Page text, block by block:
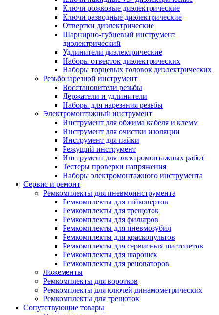
Ключи рожковые диэлектрические
Ключи разводные диэлектрические
Отвертки диэлектрические
Шарнирно-губцевый инструмент
диэлектрический
Удлинители диэлектрические
Наборы отверток диэлектрических
Наборы торцевых головок диэлектрических
Резьбонарезной инструмент
Восстановители резьбы
Держатели и удлинители
Наборы для нарезания резьбы
Электромонтажный инструмент
Инструмент для обжима кабеля и клемм
Инструмент для очистки изоляции
Инструмент для пайки
Режущий инструмент
Инструмент для электромонтажных работ
Тестеры проверки напряжения
Наборы электромонтажного инструмента
Сервис и ремонт
Ремкомплекты для пневмоинструмента
Ремкомплекты для гайковертов
Ремкомплекты для трещоток
Ремкомплекты для фильтров
Ремкомплекты для пневмозубил
Ремкомплекты для краскопультов
Ремкомплекты для сервисных пистолетов
Ремкомплекты для шарошек
Ремкомплекты для реноваторов
Ложементы
Ремкомплекты для воротков
Ремкомплекты для ключей динамометрических
Ремкомплекты для трещоток
Сопутствующие товары